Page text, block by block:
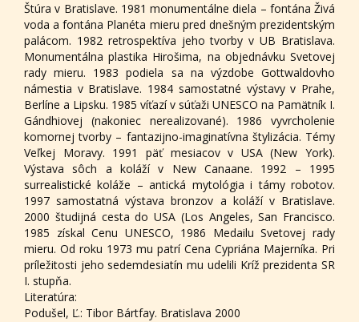
Štúra v Bratislave. 1981 monumentálne diela – fontána Živá
voda a fontána Planéta mieru pred dnešným prezidentským
palácom. 1982 retrospektíva jeho tvorby v UB Bratislava.
Monumentálna plastika Hirošima, na objednávku Svetovej
rady mieru. 1983 podiela sa na výzdobe Gottwaldovho
námestia v Bratislave. 1984 samostatné výstavy v Prahe,
Berlíne a Lipsku. 1985 víťazí v súťaži UNESCO na Pamätník I.
Gándhiovej (nakoniec nerealizované). 1986 vyvrcholenie
komornej tvorby – fantazijno-imaginatívna štylizácia. Témy
Veľkej Moravy. 1991 päť mesiacov v USA (New York).
Výstava sôch a koláží v New Canaane. 1992 – 1995
surrealistické koláže – antická mytológia i támy robotov.
1997 samostatná výstava bronzov a koláží v Bratislave.
2000 študijná cesta do USA (Los Angeles, San Francisco.
1985 získal Cenu UNESCO, 1986 Medailu Svetovej rady
mieru. Od roku 1973 mu patrí Cena Cypriána Majerníka. Pri
príležitosti jeho sedemdesiatín mu udelili Kríž prezidenta SR
I. stupňa.
Literatúra:
Podušel, Ľ.: Tibor Bártfay. Bratislava 2000